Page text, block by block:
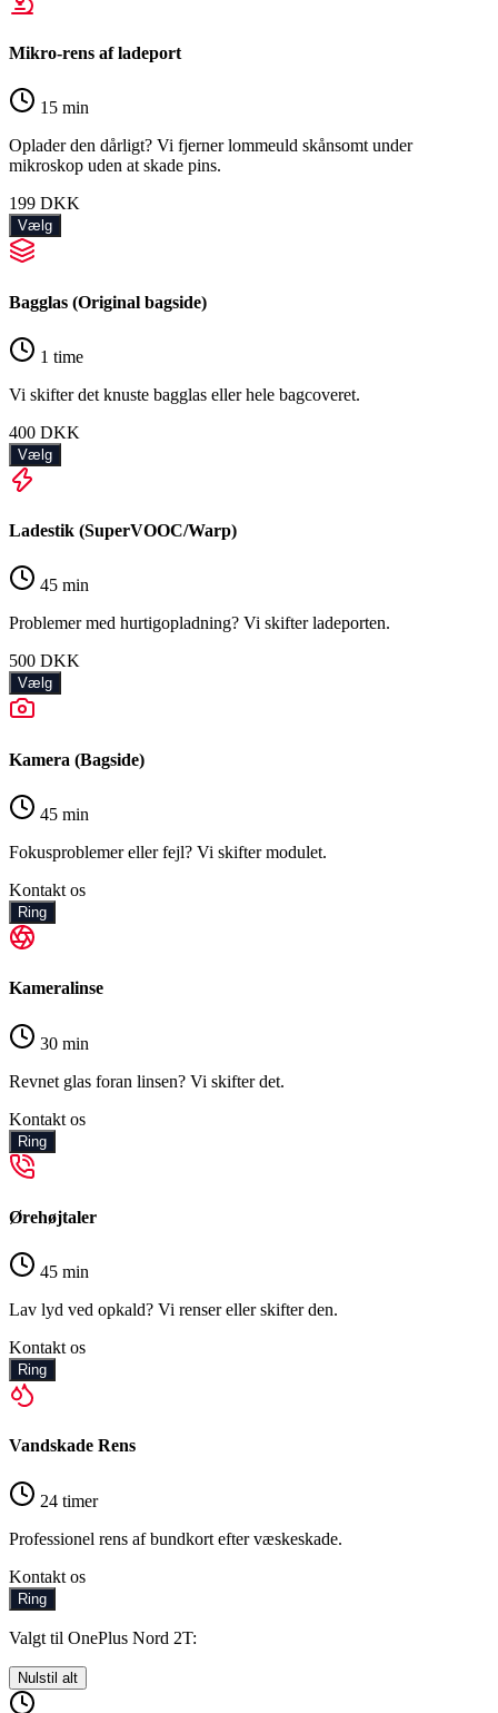
Mikro-rens af ladeport
15 min
Oplader den dårligt? Vi fjerner lommeuld skånsomt under
mikroskop uden at skade pins.
199 DKK
Vælg
Bagglas (Original bagside)
1 time
Vi skifter det knuste bagglas eller hele bagcoveret.
400 DKK
Vælg
Ladestik (SuperVOOC/Warp)
45 min
Problemer med hurtigopladning? Vi skifter ladeporten.
500 DKK
Vælg
Kamera (Bagside)
45 min
Fokusproblemer eller fejl? Vi skifter modulet.
Kontakt os
Ring
Kameralinse
30 min
Revnet glas foran linsen? Vi skifter det.
Kontakt os
Ring
Ørehøjtaler
45 min
Lav lyd ved opkald? Vi renser eller skifter den.
Kontakt os
Ring
Vandskade Rens
24 timer
Professionel rens af bundkort efter væskeskade.
Kontakt os
Ring
Valgt til OnePlus Nord 2T:
Nulstil alt